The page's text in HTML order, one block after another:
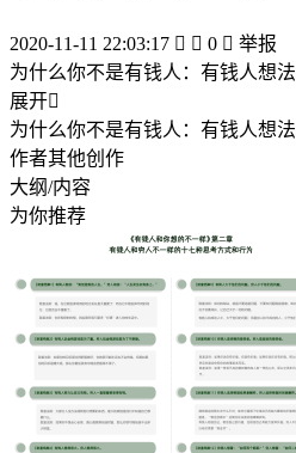
2020-11-11 22:03:17   0  举报
为什么你不是有钱人：有钱人想
展开
为什么你不是有钱人：有钱人想
作者其他创作
大纲/内容
为你推荐